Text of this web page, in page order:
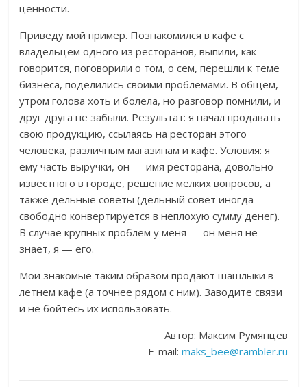
ценности.
Приведу мой пример. Познакомился в кафе с
владельцем одного из ресторанов, выпили, как
говорится, поговорили о том, о сем, перешли к теме
бизнеса, поделились своими проблемами. В общем,
утром голова хоть и болела, но разговор помнили, и
друг друга не забыли. Результат: я начал продавать
свою продукцию, ссылаясь на ресторан этого
человека, различным магазинам и кафе. Условия: я
ему часть выручки, он — имя ресторана, довольно
известного в городе, решение мелких вопросов, а
также дельные советы (дельный совет иногда
свободно конвертируется в неплохую сумму денег).
В случае крупных проблем у меня — он меня не
знает, я — его.
Мои знакомые таким образом продают шашлыки в
летнем кафе (а точнее рядом с ним). Заводите связи
и не бойтесь их использовать.
Автор: Максим Румянцев
E-mail: maks_bee@rambler.ru